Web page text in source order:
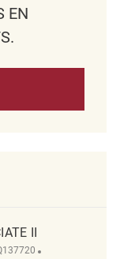
EN
II